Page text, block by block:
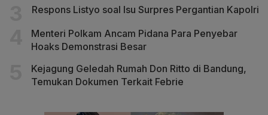
Respons Listyo soal Isu Surpres Pergantian Kapolri
Menteri Polkam Ancam Pidana Para Penyebar
Hoaks Demonstrasi Besar
Kejagung Geledah Rumah Don Ritto di Bandung,
Temukan Dokumen Terkait Febrie